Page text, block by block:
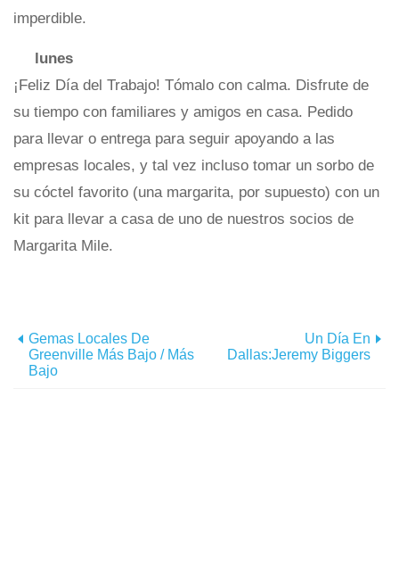
imperdible.
lunes
¡Feliz Día del Trabajo! Tómalo con calma. Disfrute de
su tiempo con familiares y amigos en casa. Pedido
para llevar o entrega para seguir apoyando a las
empresas locales, y tal vez incluso tomar un sorbo de
su cóctel favorito (una margarita, por supuesto) con un
kit para llevar a casa de uno de nuestros socios de
Margarita Mile.
Gemas Locales De
Greenville Más Bajo / Más
Bajo
Un Día En
Dallas:Jeremy Biggers